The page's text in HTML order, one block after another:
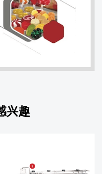
兴趣